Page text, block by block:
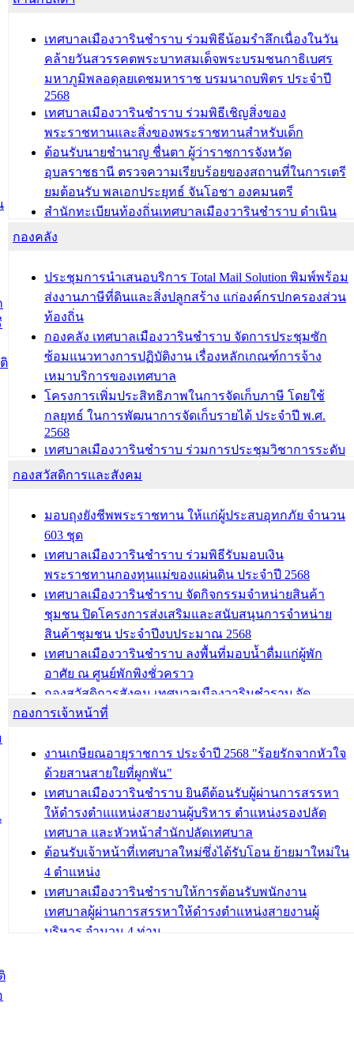
เทศบาลเมืองวารินชำราบ ร่วมพิธีน้อมรำลึกเนื่องในวัน
คล้ายวันสวรรคตพระบาทสมเด็จพระบรมชนกาธิเบศร
มหาภูมิพลอดุลยเดชมหาราช บรมนาถบพิตร ประจำปี
2568
เทศบาลเมืองวารินชำราบ ร่วมพิธีเชิญสิ่งของ
พระราชทานและสิ่งของพระราชทานสำหรับเด็ก
ต้อนรับนายชำนาญ ชื่นตา ผู้ว่าราชการจังหวัด
อุบลราชธานี ตรวจความเรียบร้อยของสถานที่ในการเตรี
ยมต้อนรับ พลเอกประยุทธ์ จันโอชา องคมนตรี
สำนักทะเบียนท้องถิ่นเทศบาลเมืองวารินชำราบ ดำเนิน
การมอบทะเบียนบ้าน ทร.14 และบัตรประจำตัวประชาชน
บ้าน (ท.ร.14) กรณีคนไม่มีสัญชาติไทยได้รับอนุญาตให้มี
ถิ่นที่อยู่
ประชุมคณะกรรมการประเมินผลการควบคุมภายในของ
สำนัก/กอง/โรงเรียน/ศูนย์พัฒนาเด็กเล็ก/สถานธนานุบาล
บทความ อื่นๆ ...
กองคลัง
ประชุมการนำเสนอบริการ Total Mail Solution พิมพ์พร้อม
ส่งงานภาษีที่ดินและสิ่งปลูกสร้าง แก่องค์กรปกครองส่วน
ท้องถิ่น
กองคลัง เทศบาลเมืองวารินชำราบ จัดการประชุมซัก
ซ้อมแนวทางการปฏิบัติงาน เรื่องหลักเกณฑ์การจ้าง
เหมาบริการของเทศบาล
โครงการเพิ่มประสิทธิภาพในการจัดเก็บภาษี โดยใช้
กลยุทธ์ ในการพัฒนาการจัดเก็บรายได้ ประจำปี พ.ศ.
2568
เทศบาลเมืองวารินชำราบ ร่วมการประชุมวิชาการระดับ
นานาชาติและนิทรรศการด้านนวัตกรรมท้องถิ่น 2568
ทะเบียนภาษีป้าย
ประชุมผู้เช่าอาคารพาณิชย์ บริเวณถนนเกษมสุขและ
ถนนประทุมเทพภักดี
บทความ อื่นๆ ...
กองสวัสดิการและสังคม
มอบถุงยังชีพพระราชทาน ให้แก่ผู้ประสบอุทกภัย จำนวน
603 ชุด
เทศบาลเมืองวารินชำราบ ร่วมพิธีรับมอบเงิน
พระราชทานกองทุนแม่ของแผ่นดิน ประจำปี 2568
เทศบาลเมืองวารินชำราบ จัดกิจกรรมจำหน่ายสินค้า
ชุมชน ปิดโครงการส่งเสริมและสนับสนุนการจำหน่าย
สินค้าชุมชน ประจำปีงบประมาณ 2568
เทศบาลเมืองวารินชำราบ ลงพื้นที่มอบน้ำดื่มแก่ผู้พัก
อาศัย ณ ศูนย์พักพิงชั่วคราว
กองสวัสดิการสังคม เทศบาลเมืองวารินชำราบ จัด
โครงการอบรมอาชีพระยะสั้น ประจำปี 2568 (หลักสูตร
บทความ อื่นๆ ...
กองการเจ้าหน้าที่
งานเกษียณอายุราชการ ประจำปี 2568 "ร้อยรักจากหัวใจ
ด้วยสานสายใยที่ผูกพัน"
เทศบาลเมืองวารินชำราบ ยินดีต้อนรับผู้ผ่านการสรรหา
ให้ดำรงตำแแหน่งสายงานผู้บริหาร ตำแหน่งรองปลัด
เทศบาล และหัวหน้าสำนักปลัดเทศบาล
ต้อนรับเจ้าหน้าที่เทศบาลใหม่ซึ่งได้รับโอน ย้ายมาใหม่ใน
4 ตำแหน่ง
เทศบาลเมืองวารินชำราบให้การต้อนรับพนักงาน
เทศบาลผู้ผ่านการสรรหาให้ดำรงตำแหน่งสายงานผู้
บริหาร จำนวน 4 ท่าน